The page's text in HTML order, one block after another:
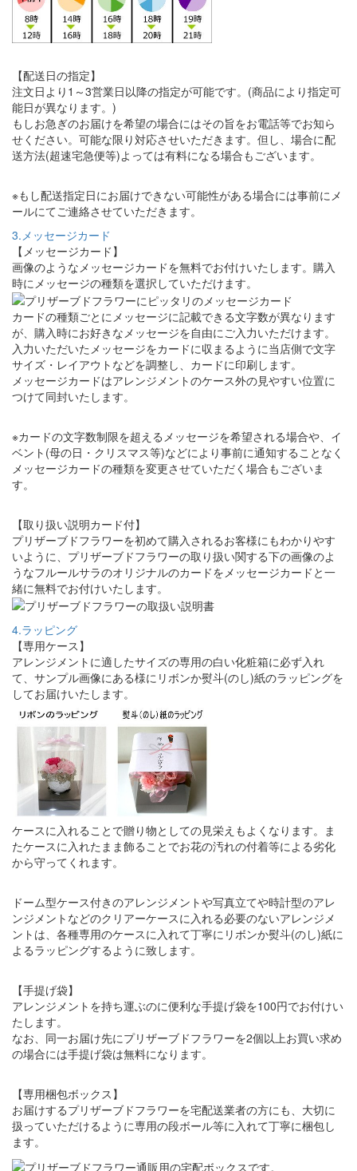
【配送日の指定】
注文日より1～3営業日以降の指定が可能です。(商品により指定可
能日が異なります。)
もしお急ぎのお届けを希望の場合にはその旨をお電話等でお知ら
せください。可能な限り対応させいただきます。但し、場合に配
送方法(超速宅急便等)よっては有料になる場合もございます。
※もし配送指定日にお届けできない可能性がある場合には事前にメ
ールにてご連絡させていただきます。
3.メッセージカード
【メッセージカード】
画像のようなメッセージカードを無料でお付けいたします。購入
時にメッセージの種類を選択していただけます。
カードの種類ごとにメッセージに記載できる文字数が異なります
が、購入時にお好きなメッセージを自由にご入力いただけます。
入力いただいたメッセージをカードに収まるように当店側で文字
サイズ・レイアウトなどを調整し、カードに印刷します。
メッセージカードはアレンジメントのケース外の見やすい位置に
つけて同封いたします。
※カードの文字数制限を超えるメッセージを希望される場合や、イ
ベント(母の日・クリスマス等)などにより事前に通知することなく
メッセージカードの種類を変更させていただく場合もございま
す。
【取り扱い説明カード付】
プリザーブドフラワーを初めて購入されるお客様にもわかりやす
いように、プリザーブドフラワーの取り扱い関する下の画像のよ
うなフルールサラのオリジナルのカードをメッセージカードと一
緒に無料でお付けいたします。
4.ラッピング
【専用ケース】
アレンジメントに適したサイズの専用の白い化粧箱に必ず入れ
て、サンプル画像にある様にリボンか熨斗(のし)紙のラッピングを
してお届けいたします。
ケースに入れることで贈り物としての見栄えもよくなります。ま
たケースに入れたまま飾ることでお花の汚れの付着等による劣化
から守ってくれます。
ドーム型ケース付きのアレンジメントや写真立てや時計型のアレ
ンジメントなどのクリアーケースに入れる必要のないアレンジメ
ントは、各種専用のケースに入れて丁寧にリボンか熨斗(のし)紙に
よるラッピングするように致します。
【手提げ袋】
アレンジメントを持ち運ぶのに便利な手提げ袋を100円でお付けい
たします。
なお、同一お届け先にプリザーブドフラワーを2個以上お買い求め
の場合には手提げ袋は無料になります。
【専用梱包ボックス】
お届けするプリザーブドフラワーを宅配送業者の方にも、大切に
扱っていただけるように専用の段ボール等に入れて丁寧に梱包し
ます。